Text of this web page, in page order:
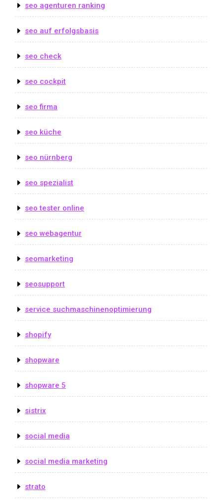
seo agenturen ranking
seo auf erfolgsbasis
seo check
seo cockpit
seo firma
seo küche
seo nürnberg
seo spezialist
seo tester online
seo webagentur
seomarketing
seosupport
service suchmaschinenoptimierung
shopify
shopware
shopware 5
sistrix
social media
social media marketing
strato